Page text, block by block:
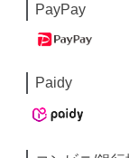
PayPay
Paidy